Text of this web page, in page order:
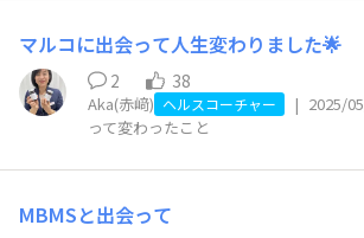
マルコに出会って人生変わりました🌟
2 38
Aka(赤﨑) ヘルスコーチャー | 2025/
って変わったこと
MBMSと出会って